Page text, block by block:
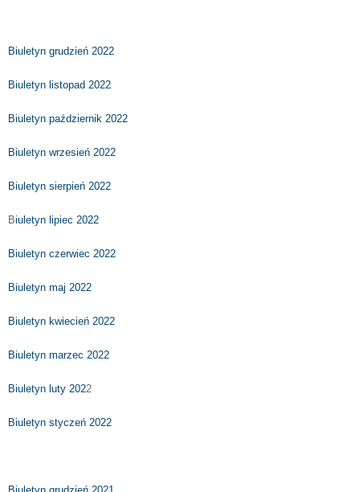
Biuletyn grudzień 2022
Biuletyn listopad 2022
Biuletyn październik 2022
Biuletyn wrzesień 2022
Biuletyn sierpień 2022
Biuletyn lipiec 2022
Biuletyn czerwiec 2022
Biuletyn maj 2022
Biuletyn kwiecień 2022
Biuletyn marzec 2022
Biuletyn luty 2022
Biuletyn styczeń 2022